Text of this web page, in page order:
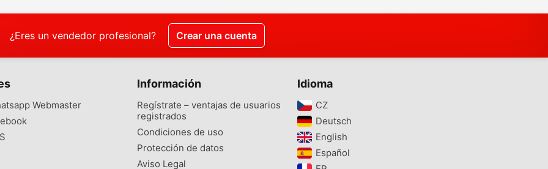
¿Eres un vendedor profesional? Crear una cuenta
Webmaster
Información
Regístrate – ventajas de usuarios
registrados
Condiciones de uso
Protección de datos
Aviso Legal
Idioma
CZ‎
Deutsch‎
English‎
Español‎